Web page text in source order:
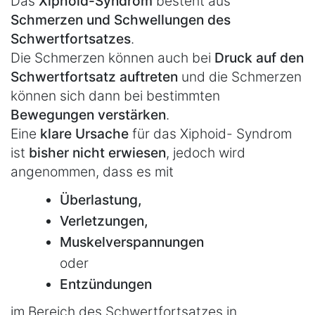
Schmerzen und Schwellungen des
Schwertfortsatzes.
Die Schmerzen können auch bei Druck auf den
Schwertfortsatz auftreten und die Schmerzen
können sich dann bei bestimmten
Bewegungen verstärken.
Eine klare Ursache für das Xiphoid- Syndrom
ist bisher nicht erwiesen, jedoch wird
angenommen, dass es mit
Überlastung,
Verletzungen,
Muskelverspannungen
oder
Entzündungen